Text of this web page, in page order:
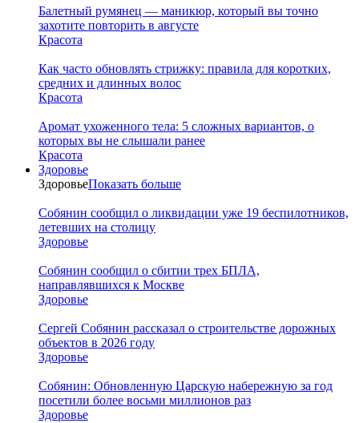
Балетный румянец — маникюр, который вы точно
захотите повторить в августе
Красота
Как часто обновлять стрижку: правила для коротких,
средних и длинных волос
Красота
Аромат ухоженного тела: 5 сложных вариантов, о
которых вы не слышали ранее
Красота
Здоровье
ЗдоровьеПоказать больше
Собянин сообщил о ликвидации уже 19 беспилотников,
летевших на столицу
Здоровье
Собянин сообщил о сбитии трех БПЛА,
направлявшихся к Москве
Здоровье
Сергей Собянин рассказал о строительстве дорожных
объектов в 2026 году
Здоровье
Собянин: Обновленную Царскую набережную за год
посетили более восьми миллионов раз
Здоровье